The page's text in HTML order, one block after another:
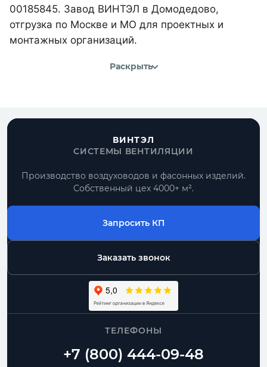
00185845. Завод ВИНТЭЛ в Домодедово,
отгрузка по Москве и МО для проектных и
монтажных организаций.
Раскрыть
ВИНТЭЛ
СИСТЕМЫ ВЕНТИЛЯЦИИ
Производство воздуховодов и фасонных изделий.
Собственный цех 4000+ м².
Запросить КП
Заказать звонок
ТЕЛЕФОНЫ